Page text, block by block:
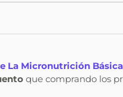
La Micronutrición Básica
que comprando los